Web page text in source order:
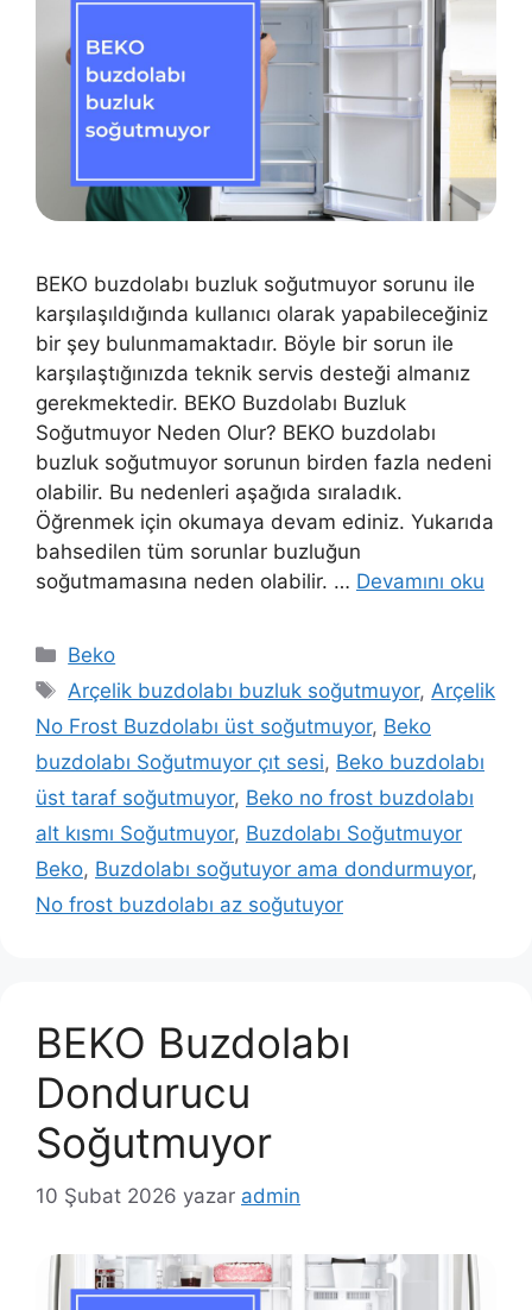
BEKO buzdolabı buzluk soğutmuyor sorunu ile
karşılaşıldığında kullanıcı olarak yapabileceğiniz
bir şey bulunmamaktadır. Böyle bir sorun ile
karşılaştığınızda teknik servis desteği almanız
gerekmektedir. BEKO Buzdolabı Buzluk
Soğutmuyor Neden Olur? BEKO buzdolabı
buzluk soğutmuyor sorunun birden fazla nedeni
olabilir. Bu nedenleri aşağıda sıraladık.
Öğrenmek için okumaya devam ediniz. Yukarıda
bahsedilen tüm sorunlar buzluğun
soğutmamasına neden olabilir. … Devamını oku
Kategoriler
Beko
Etiketler
Arçelik buzdolabı buzluk soğutmuyor,Arçelik
No Frost Buzdolabı üst soğutmuyor, Beko
buzdolabı Soğutmuyor çıt sesi, Beko buzdolabı
üst taraf soğutmuyor, Beko no frost buzdolabı
alt kısmı Soğutmuyor, Buzdolabı Soğutmuyor
Beko, Buzdolabı soğutuyor ama dondurmuyor,
No frost buzdolabı az soğutuyor
BEKO Buzdolabı
Dondurucu
Soğutmuyor
10 Şubat 2026 yazar admin